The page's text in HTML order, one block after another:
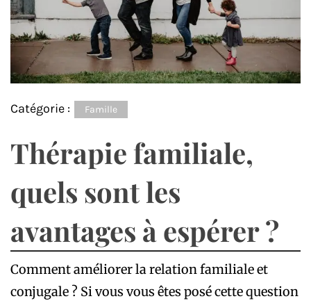
Catégorie : Famille
Thérapie familiale,
quels sont les
avantages à espérer ?
Comment améliorer la relation familiale et
conjugale ? Si vous vous êtes posé cette question